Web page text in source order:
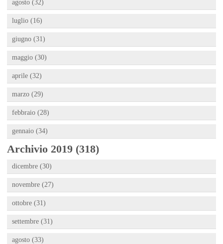
agosto (32)
luglio (16)
giugno (31)
maggio (30)
aprile (32)
marzo (29)
febbraio (28)
gennaio (34)
Archivio 2019 (318)
dicembre (30)
novembre (27)
ottobre (31)
settembre (31)
agosto (33)